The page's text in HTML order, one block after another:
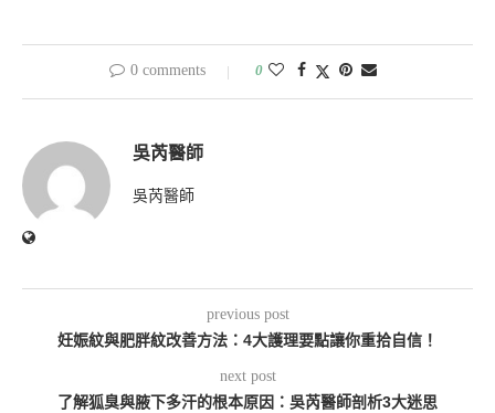
0 comments 0
吳芮醫師
吳芮醫師
previous post
妊娠紋與肥胖紋改善方法：4大護理要點讓你重拾自信！
next post
了解狐臭與腋下多汗的根本原因：吳芮醫師剖析3大迷思